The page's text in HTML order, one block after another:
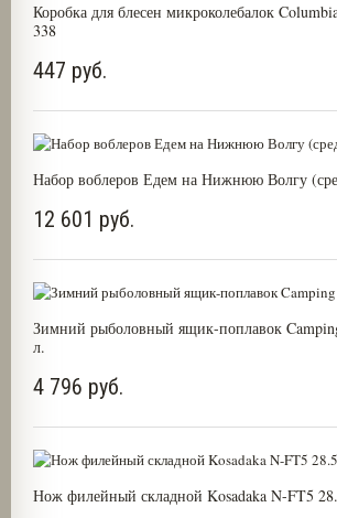
Коробка для блесен микроколебалок
338
447 руб.
Набор воблеров Едем на Нижнюю Волгу
12 601 руб.
Зимний рыболовный ящик-поплавок
л.
4 796 руб.
Нож филейный складной Kosadaka N-FT5